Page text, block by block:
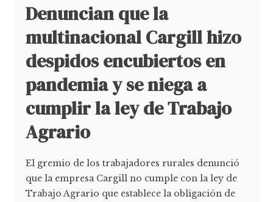
Denuncian que la
multinacional Cargill hizo
despidos encubiertos en
pandemia y se niega a
cumplir la ley de Trabajo
Agrario
El gremio de los trabajadores rurales denunció
que la empresa Cargill no cumple con la ley de
Trabajo Agrario que establece la obligación de